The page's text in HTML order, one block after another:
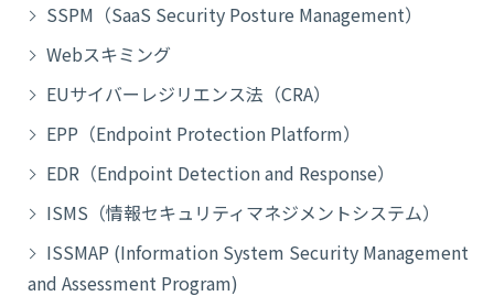
SSPM（SaaS Security Posture Management）
Webスキミング
EUサイバーレジリエンス法（CRA）
EPP（Endpoint Protection Platform）
EDR（Endpoint Detection and Response）
ISMS（情報セキュリティマネジメントシステム）
ISSMAP (Information System Security Management
and Assessment Program)